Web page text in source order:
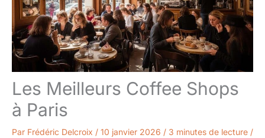
Les Meilleurs Coffee Shops
à Paris
Par Frédéric Delcroix / 10 janvier 2026 / 3 minutes de lecture /